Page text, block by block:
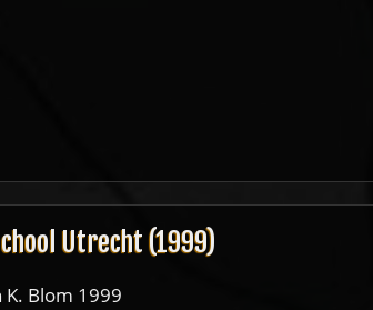
Utrecht (1999)
Blom 1999